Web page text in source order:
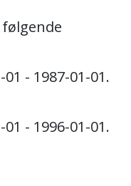
- 1987-01-01.
- 1996-01-01.